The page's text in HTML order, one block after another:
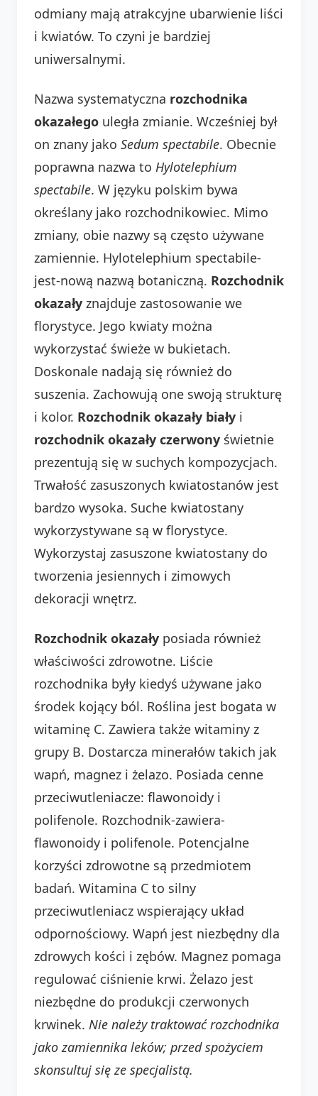
odmiany mają atrakcyjne ubarwienie liści
i kwiatów. To czyni je bardziej
uniwersalnymi.
Nazwa systematyczna rozchodnika
okazałego uległa zmianie. Wcześniej był
on znany jako Sedum spectabile. Obecnie
poprawna nazwa to Hylotelephium
spectabile. W języku polskim bywa
określany jako rozchodnikowiec. Mimo
zmiany, obie nazwy są często używane
zamiennie. Hylotelephium spectabile-
jest-nową nazwą botaniczną. Rozchodnik
okazały znajduje zastosowanie we
florystyce. Jego kwiaty można
wykorzystać świeże w bukietach.
Doskonale nadają się również do
suszenia. Zachowują one swoją strukturę
i kolor. Rozchodnik okazały biały i
rozchodnik okazały czerwony świetnie
prezentują się w suchych kompozycjach.
Trwałość zasuszonych kwiatostanów jest
bardzo wysoka. Suche kwiatostany
wykorzystywane są w florystyce.
Wykorzystaj zasuszone kwiatostany do
tworzenia jesiennych i zimowych
dekoracji wnętrz.
Rozchodnik okazały posiada również
właściwości zdrowotne. Liście
rozchodnika były kiedyś używane jako
środek kojący ból. Roślina jest bogata w
witaminę C. Zawiera także witaminy z
grupy B. Dostarcza minerałów takich jak
wapń, magnez i żelazo. Posiada cenne
przeciwutleniacze: flawonoidy i
polifenole. Rozchodnik-zawiera-
flawonoidy i polifenole. Potencjalne
korzyści zdrowotne są przedmiotem
badań. Witamina C to silny
przeciwutleniacz wspierający układ
odpornościowy. Wapń jest niezbędny dla
zdrowych kości i zębów. Magnez pomaga
regulować ciśnienie krwi. Żelazo jest
niezbędne do produkcji czerwonych
krwinek. Nie należy traktować rozchodnika
jako zamiennika leków; przed spożyciem
skonsultuj się ze specjalistą.